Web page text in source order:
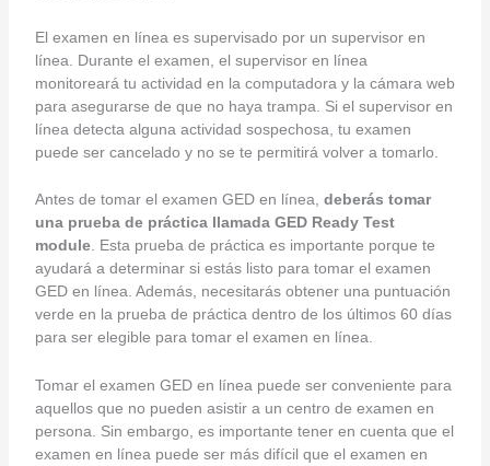
El examen en línea es supervisado por un supervisor en
línea. Durante el examen, el supervisor en línea
monitoreará tu actividad en la computadora y la cámara web
para asegurarse de que no haya trampa. Si el supervisor en
línea detecta alguna actividad sospechosa, tu examen
puede ser cancelado y no se te permitirá volver a tomarlo.
Antes de tomar el examen GED en línea, deberás tomar
una prueba de práctica llamada GED Ready Test
module. Esta prueba de práctica es importante porque te
ayudará a determinar si estás listo para tomar el examen
GED en línea. Además, necesitarás obtener una puntuación
verde en la prueba de práctica dentro de los últimos 60 días
para ser elegible para tomar el examen en línea.
Tomar el examen GED en línea puede ser conveniente para
aquellos que no pueden asistir a un centro de examen en
persona. Sin embargo, es importante tener en cuenta que el
examen en línea puede ser más difícil que el examen en